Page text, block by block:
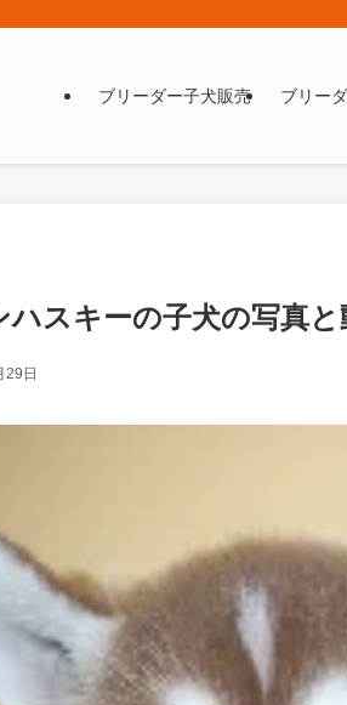
ブリーダー子犬販売 ブリー
ハスキーの子犬の写真
29日